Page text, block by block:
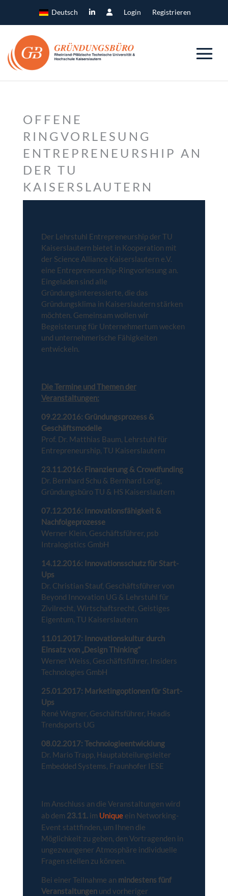
Deutsch Login Registrieren
OFFENE
RINGVORLESUNG
ENTREPRENEURSHIP AN
DER TU
KAISERSLAUTERN
Der Lehrstuhl Entrepreneurship der TU
Kaiserslautern bietet in Kooperation mit
der Science Alliance Kaiserslautern e.V.
eine Entrepreneurship-Ringvorlesung an.
Eingeladen sind alle
Gründungsinteressierte, die das
Gründungsklima in Kaiserslautern stärken
möchten. Gemeinsam wollen wir
Begeisterung für Unternehmertum wecken
und unternehmerische Fähigkeiten
entwickeln.
Die Termine und Themen der
Veranstaltungen:
09.22.2016: Gründungsprozess &
Geschäftsmodelle
Prof. Dr. Matthias Baum, Lehrstuhl für
Entrepreneurship, TU Kaiserslautern
23.11.2016: Finanzierung & Crowdfunding
Dr. Bernhard Schu & Bernhard Lorig,
Gründungsbüro TU & HS Kaiserslautern
07.12.2016: Innovationsfähigkeit &
Nachfolgeprozesse
Werner Klein, Geschäftsführer, psb
Intralogistics GmbH
14.12.2016: Innovationsschutz für Start-
Ups
Dr. Christian Stauf, Geschäftsführer von
Beyond Innovation UG & Lehrstuhl für
Zivilrecht, Wirtschaftsrecht, Geistiges
Eigentum, TU Kaiserslautern
11.01.2017: Innovationskultur durch
Einsatz von „Design Thinking“
Werner Weiss, Geschäftsführer, Insiders
Technologies GmbH
25.01.2017: Marketingoptionen für Start-
Ups
René Wegner, Geschäftsführer, Headis
Trendsports UG
08.02.2017: Technologieentwicklung
Dr. Mario Trapp, Hauptabteilungsleiter
Embedded Systems, Fraunhofer IESE
Im Anschluss an die Veranstaltungen wird
ab dem 23.11. im Uniqueein Networking-
Event stattfinden, um Ihnen die
Möglichkeit zu geben, den Vortragenden in
ungezwungener Atmosphäre individuelle
Fragen stellen zu können.
Bei einer Teilnahme an mindestens fünf
Veranstaltungenund vorheriger